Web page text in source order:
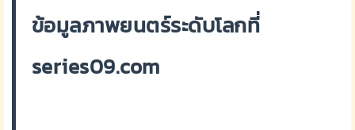
ข้อมูลภาพยนตร์ระดับโลกที่
series09.com